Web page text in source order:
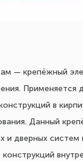
— крепёжный
Применяется
в
Данный
и дверных систем